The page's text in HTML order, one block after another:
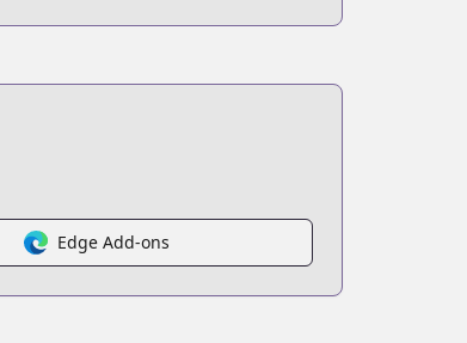
Edge Add-ons